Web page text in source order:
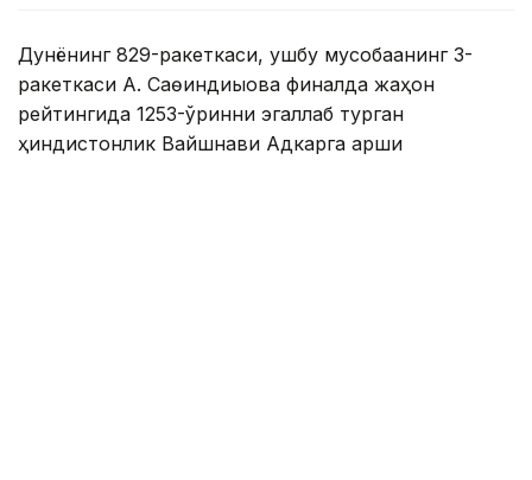
Дунёнинг 829-ракеткаси, ушбу мусобақанинг 3-
ракеткаси А. Саөиндиыова финалда жаҳон
рейтингида 1253-ўринни эгаллаб турган
ҳиндистонлик Вайшнави Адкарга қарши